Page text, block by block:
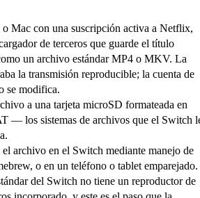
o Mac con una suscripción activa a Netflix,
de terceros que guarde el título
un archivo estándar MP4 o MKV. La
la transmisión reproducible; la cuenta de
se modifica.
a una tarjeta microSD formateada en
— los sistemas de archivos que el Switch
el archivo en el Switch mediante manejo de
o en un teléfono o tablet emparejado.
del Switch no tiene un reproductor de